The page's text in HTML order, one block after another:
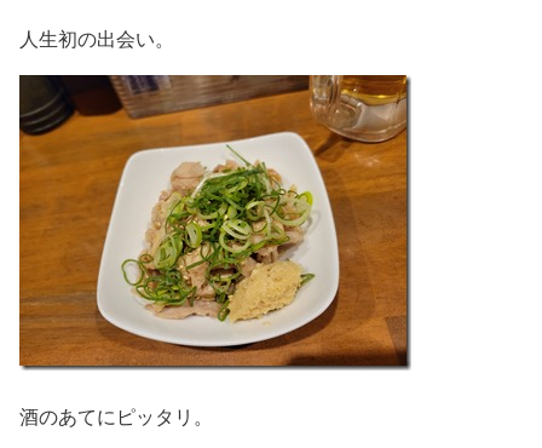
人生初の出会い。
酒のあてにピッタリ。